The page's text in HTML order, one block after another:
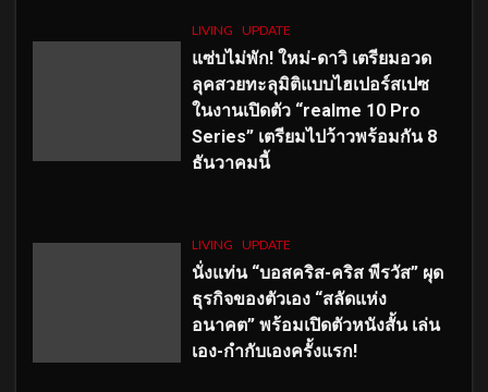
LIVING UPDATE
แซ่บไม่พัก! ใหม่-ดาวิ เตรียมอวด
ลุคสวยทะลุมิติแบบไฮเปอร์สเปซ
ในงานเปิดตัว “realme 10 Pro
Series” เตรียมไปว้าวพร้อมกัน 8
ธันวาคมนี้
LIVING UPDATE
นั่งแท่น “บอสคริส-คริส พีรวัส” ผุด
ธุรกิจของตัวเอง “สลัดแห่ง
อนาคต” พร้อมเปิดตัวหนังสั้น เล่น
เอง-กำกับเองครั้งแรก!